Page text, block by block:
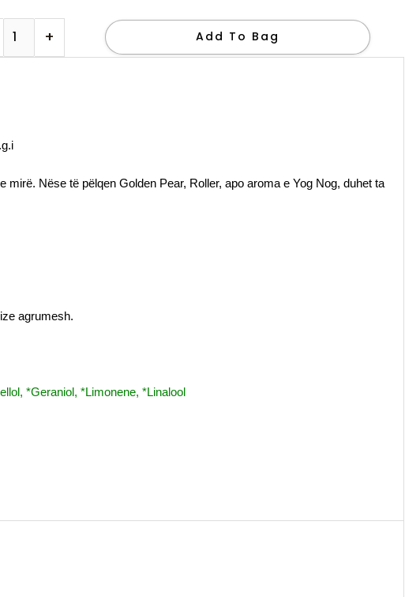
+ Add To Bag
Nëse të pëlqen Golden Pear, Roller, apo aroma e Yog Nog, duhet ta
agrumesh.
*Geraniol, *Limonene, *Linalool